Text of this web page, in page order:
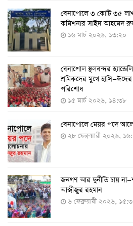
১১ আগস্ট থেকে
দেওয়া
৭ আগস্ট ২০২২, ১৩:৫৩
করোনায় ৫ জনের মৃত্যু,
২৭ জুলাই ২০২২, ১৭:৩৮
দেশে করোনায় শনাক্তের
২১ জুলাই ২০২২, ১৭:৫৪
করোনায় একদিনে মৃত্যু ও
১৮ জুলাই ২০২২, ১৯:০৪
বেনাপোলে ৩ কোটি ৩৫
কমিশনার সাইদ আহমেদ
১৬ মার্চ ২০২৬, ১৩:২০
বেনাপোল স্থলবন্দর
শ্রমিকদের মুখে
পরিশোধ
১৫ মার্চ ২০২৬, ১৪:৩৮
বেনাপোলে মেয়র পদে
২৮ ফেব্রুয়ারী ২০২৬,
জনগণ আর দুর্নীতি চায়
আজীজুর রহমান
৬ ফেব্রুয়ারী ২০২৬,